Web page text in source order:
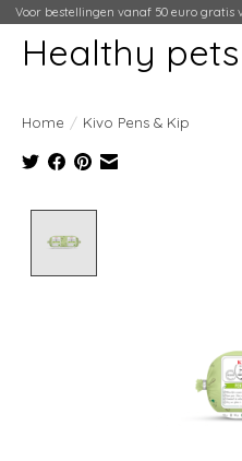
Voor bestellingen vanaf 50 euro gratis
Healthy pets
Home / Kivo Pens & Kip